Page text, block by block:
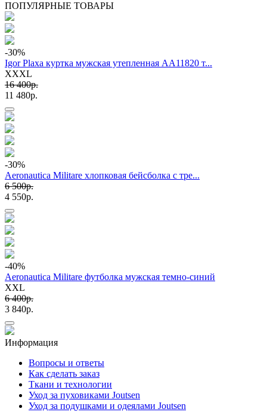
ПОПУЛЯРНЫЕ ТОВАРЫ
-30%
Igor Plaxa куртка мужская утепленная AA11820 т...
XXXL
16 400p.
11 480p.
-30%
Aeronautica Militare хлопковая бейсболка с тре...
6 500p.
4 550p.
-40%
Aeronautica Militare футболка мужская темно-синий
XXL
6 400p.
3 840p.
Информация
Вопросы и ответы
Как сделать заказ
Ткани и технологии
Уход за пуховиками Joutsen
Уход за подушками и одеялами Joutsen